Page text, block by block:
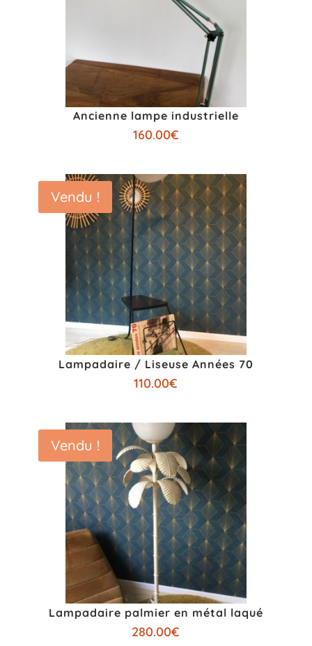
Ancienne lampe industrielle
160.00€
Lampadaire / Liseuse Années 70
110.00€
Vendu !
Lampadaire palmier en métal laqué
280.00€
Vendu !